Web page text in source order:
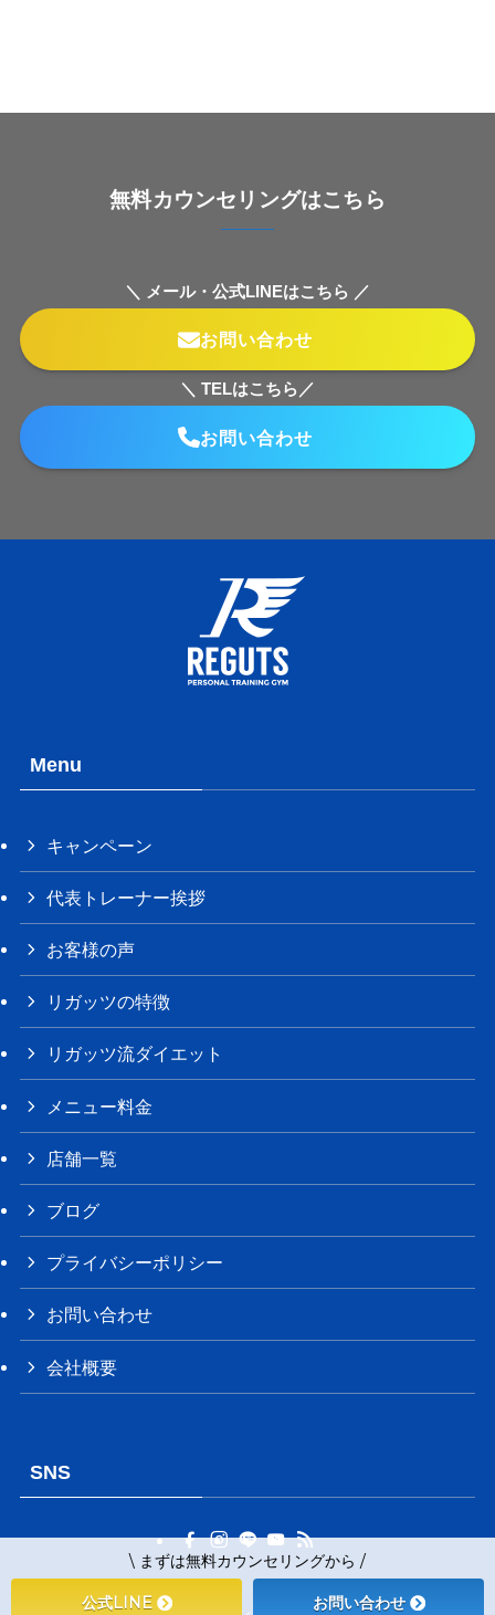
無料カウンセリングはこちら
＼ メール・公式LINEはこちら ／
お問い合わせ
＼ TELはこちら／
お問い合わせ
Menu
キャンペーン
代表トレーナー挨拶
お客様の声
リガッツの特徴
リガッツ流ダイエット
メニュー料金
店舗一覧
ブログ
プライバシーポリシー
お問い合わせ
会社概要
SNS
\ まずは無料カウンセリングから /
公式LINE お問い合わせ